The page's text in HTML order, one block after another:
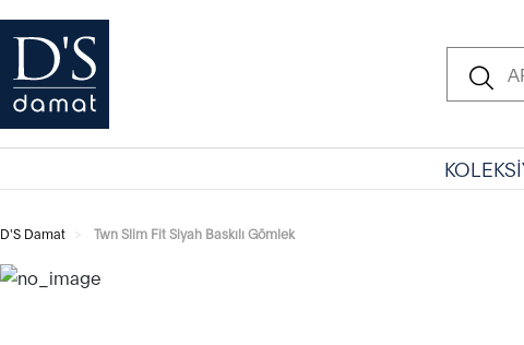
D'S Damat Twn Slim Fit Siyah Baskılı Gömlek